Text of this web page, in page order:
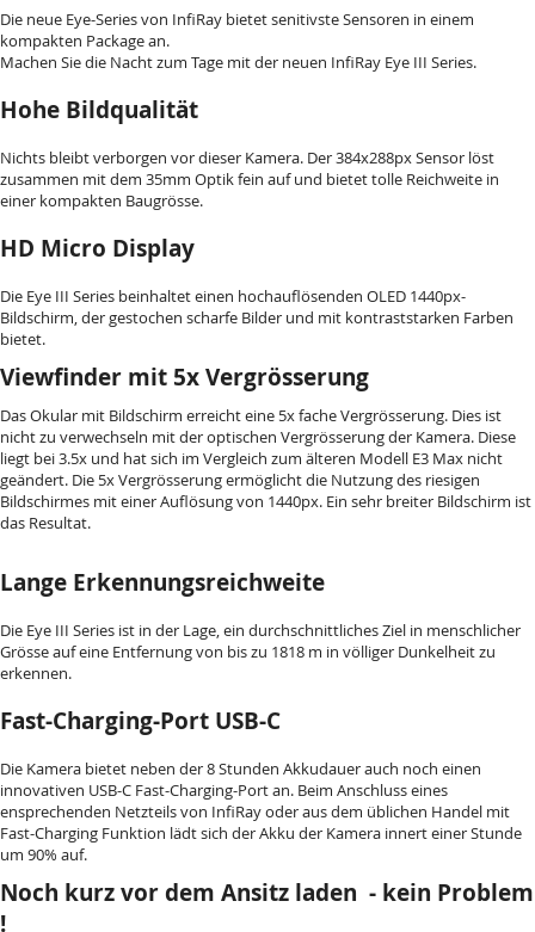
Die neue Eye-Series von InfiRay bietet senitivste Sensoren in einem
kompakten Package an.
Machen Sie die Nacht zum Tage mit der neuen InfiRay Eye III Series.
Hohe Bildqualität
Nichts bleibt verborgen vor dieser Kamera. Der 384x288px Sensor löst
zusammen mit dem 35mm Optik fein auf und bietet tolle Reichweite in
einer kompakten Baugrösse.
HD Micro Display
Die Eye III Series beinhaltet einen hochauflösenden OLED 1440px-
Bildschirm, der gestochen scharfe Bilder und mit kontraststarken Farben
bietet.
Viewfinder mit 5x Vergrösserung
Das Okular mit Bildschirm erreicht eine 5x fache Vergrösserung. Dies ist
nicht zu verwechseln mit der optischen Vergrösserung der Kamera. Diese
liegt bei 3.5x und hat sich im Vergleich zum älteren Modell E3 Max nicht
geändert. Die 5x Vergrösserung ermöglicht die Nutzung des riesigen
Bildschirmes mit einer Auflösung von 1440px. Ein sehr breiter Bildschirm ist
das Resultat.
Lange Erkennungsreichweite
Die Eye III Series ist in der Lage, ein durchschnittliches Ziel in menschlicher
Grösse auf eine Entfernung von bis zu 1818 m in völliger Dunkelheit zu
erkennen.
Fast-Charging-Port USB-C
Die Kamera bietet neben der 8 Stunden Akkudauer auch noch einen
innovativen USB-C Fast-Charging-Port an. Beim Anschluss eines
ensprechenden Netzteils von InfiRay oder aus dem üblichen Handel mit
Fast-Charging Funktion lädt sich der Akku der Kamera innert einer Stunde
um 90% auf.
Noch kurz vor dem Ansitz laden - kein Problem
!